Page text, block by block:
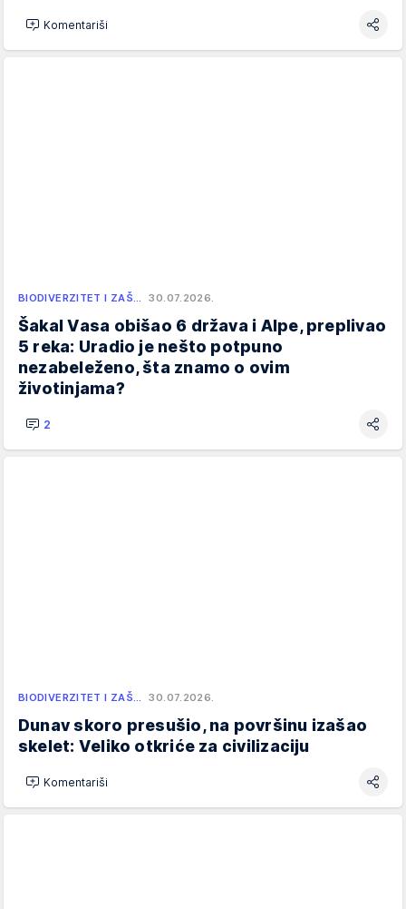
Komentariši
BIODIVERZITET I ZAŠ… 30.07.2026.
Šakal Vasa obišao 6 država i Alpe, preplivao
5 reka: Uradio je nešto potpuno
nezabeleženo, šta znamo o ovim
životinjama?
2
BIODIVERZITET I ZAŠ… 30.07.2026.
Dunav skoro presušio, na površinu izašao
skelet: Veliko otkriće za civilizaciju
Komentariši